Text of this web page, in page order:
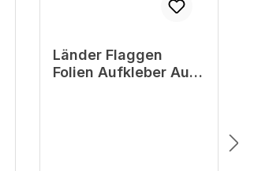
Länder Flaggen
Folien Aufkleber Auto